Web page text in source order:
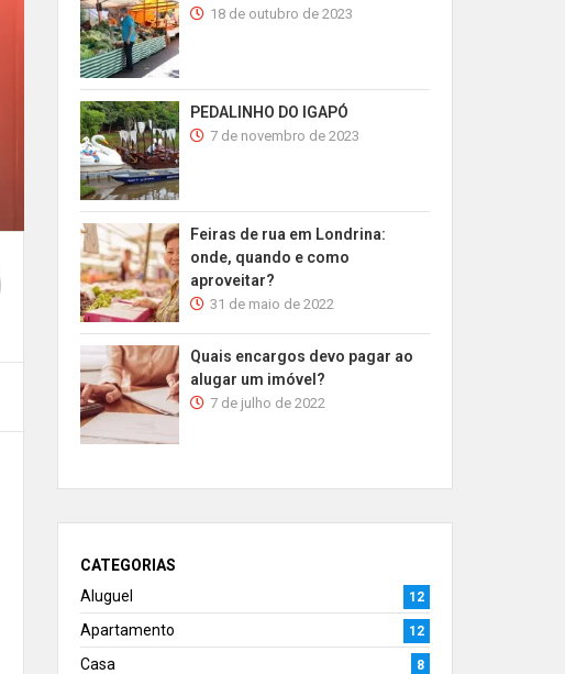
18 de outubro de 2023
PEDALINHO DO IGAPÓ
7 de novembro de 2023
Feiras de rua em Londrina:
onde, quando e como
aproveitar?
31 de maio de 2022
Quais encargos devo pagar ao
alugar um imóvel?
7 de julho de 2022
CATEGORIAS
Aluguel
12
Apartamento 12
Casa 8